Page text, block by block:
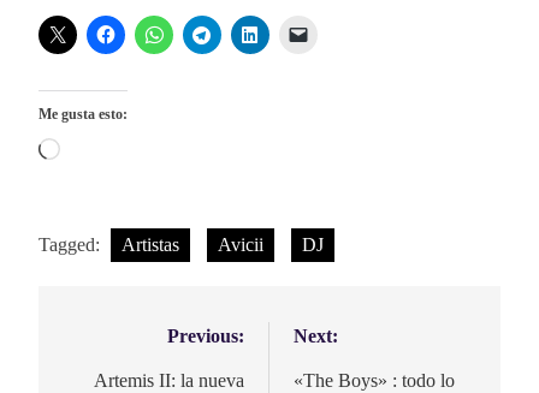
Me gusta esto:
Cargando...
Tagged: Artistas Avicii DJ
NavegaciónPrevious:
Artemis II: la nueva
Next:
«The Boys» : todo lo